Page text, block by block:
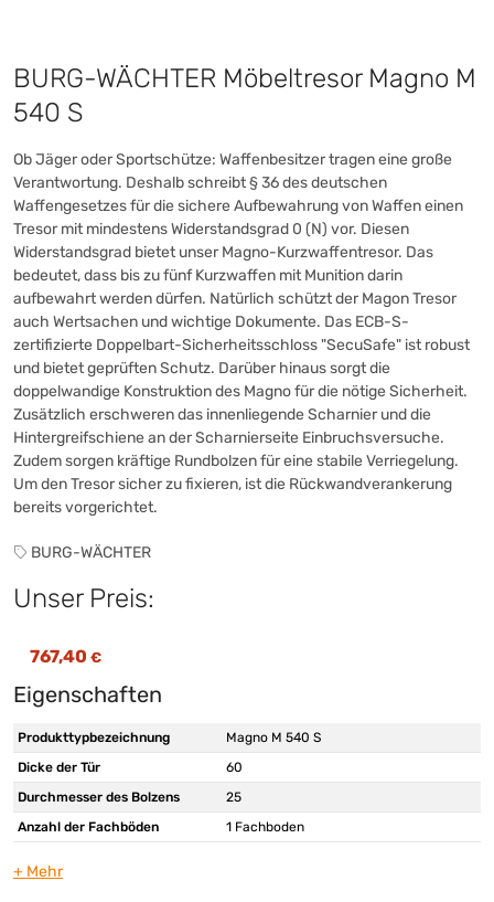
BURG-WÄCHTER Möbeltresor Magno M
540 S
Ob Jäger oder Sportschütze: Waffenbesitzer tragen eine große
Verantwortung. Deshalb schreibt § 36 des deutschen
Waffengesetzes für die sichere Aufbewahrung von Waffen einen
Tresor mit mindestens Widerstandsgrad 0 (N) vor. Diesen
Widerstandsgrad bietet unser Magno-Kurzwaffentresor. Das
bedeutet, dass bis zu fünf Kurzwaffen mit Munition darin
aufbewahrt werden dürfen. Natürlich schützt der Magon Tresor
auch Wertsachen und wichtige Dokumente. Das ECB-S-
zertifizierte Doppelbart-Sicherheitsschloss "SecuSafe" ist robust
und bietet geprüften Schutz. Darüber hinaus sorgt die
doppelwandige Konstruktion des Magno für die nötige Sicherheit.
Zusätzlich erschweren das innenliegende Scharnier und die
Hintergreifschiene an der Scharnierseite Einbruchsversuche.
Zudem sorgen kräftige Rundbolzen für eine stabile Verriegelung.
Um den Tresor sicher zu fixieren, ist die Rückwandverankerung
bereits vorgerichtet.
BURG-WÄCHTER
Unser Preis:
767,40 €
Eigenschaften
Produkttypbezeichnung
Magno M 540 S
Dicke der Tür
60
Durchmesser des Bolzens
25
Anzahl der Fachböden
1 Fachboden
Behältnisses